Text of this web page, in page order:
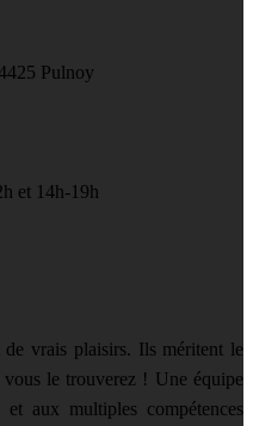
Pulnoy
et 14h-19h
vrais plaisirs. Ils méritent le
vous le trouverez ! Une équipe
aux multiples compétences